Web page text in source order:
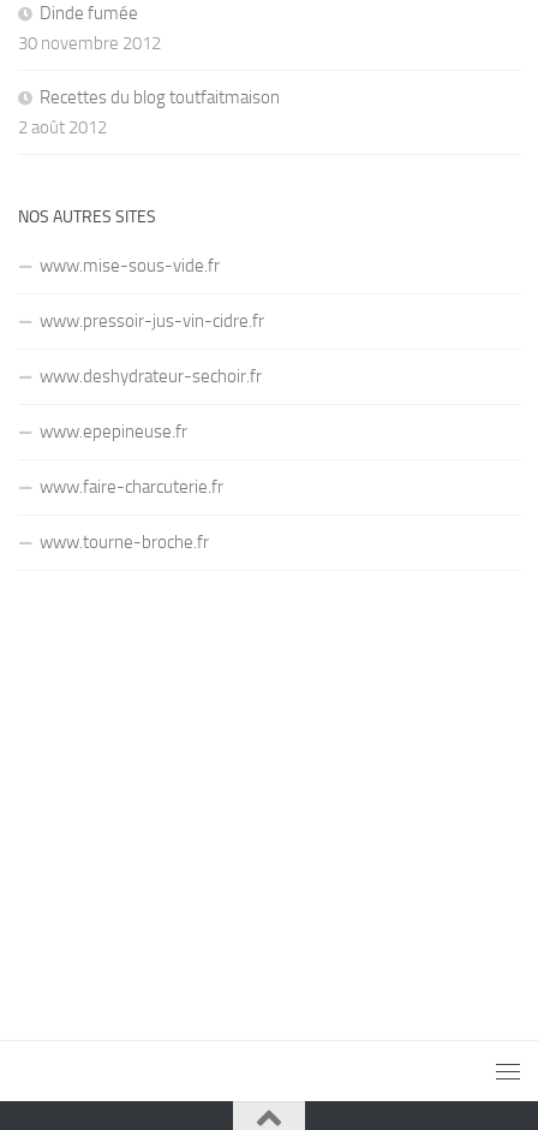
Dinde fumée
30 novembre 2012
Recettes du blog toutfaitmaison
2 août 2012
NOS AUTRES SITES
www.mise-sous-vide.fr
www.pressoir-jus-vin-cidre.fr
www.deshydrateur-sechoir.fr
www.epepineuse.fr
www.faire-charcuterie.fr
www.tourne-broche.fr